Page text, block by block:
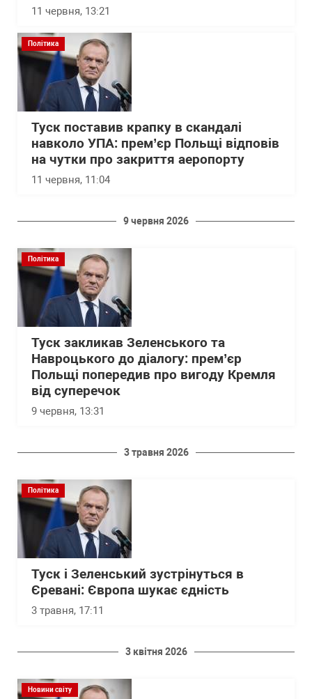
11 червня, 13:21
Політика
Туск поставив крапку в скандалі
навколо УПА: прем’єр Польщі відповів
на чутки про закриття аеропорту
11 червня, 11:04
9 червня 2026
Політика
Туск закликав Зеленського та
Навроцького до діалогу: прем’єр
Польщі попередив про вигоду Кремля
від суперечок
9 червня, 13:31
3 травня 2026
Політика
Туск і Зеленський зустрінуться в
Єревані: Європа шукає єдність
3 травня, 17:11
3 квітня 2026
Новини світу